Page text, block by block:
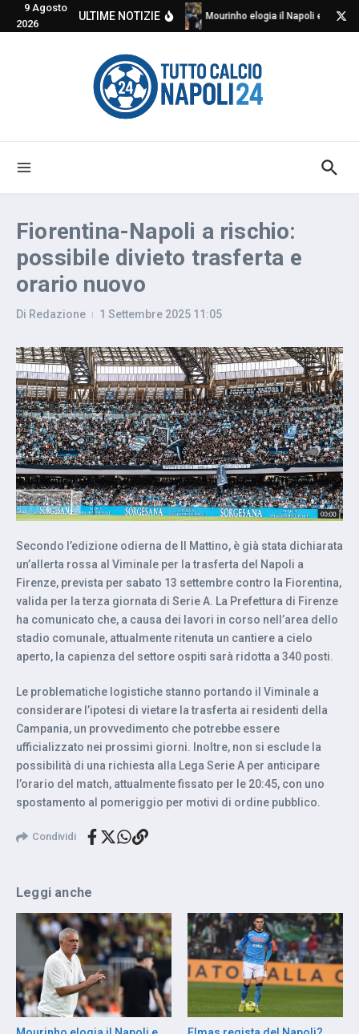
Salta al contenuto
9 Agosto
2026
ULTIME NOTIZIE Mourinho elogia il Napoli e critica
Fiorentina-Napoli a rischio:
possibile divieto trasferta e
orario nuovo
Di Redazione 1 Settembre 2025 11:05
Secondo l’edizione odierna de Il Mattino, è già stata dichiarata
un’allerta rossa al Viminale per la trasferta del Napoli a
Firenze, prevista per sabato 13 settembre contro la Fiorentina,
valida per la terza giornata di Serie A. La Prefettura di Firenze
ha comunicato che, a causa dei lavori in corso nell’area dello
stadio comunale, attualmente ritenuta un cantiere a cielo
aperto, la capienza del settore ospiti sarà ridotta a 340 posti.
Le problematiche logistiche stanno portando il Viminale a
considerare l’ipotesi di vietare la trasferta ai residenti della
Campania, un provvedimento che potrebbe essere
ufficializzato nei prossimi giorni. Inoltre, non si esclude la
possibilità di una richiesta alla Lega Serie A per anticipare
l’orario del match, attualmente fissato per le 20:45, con uno
spostamento al pomeriggio per motivi di ordine pubblico.
Condividi
Leggi anche